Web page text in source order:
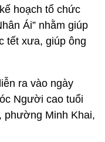
hoạch tổ chức
Ái” nhằm giúp
tết xưa, giúp ông
ra vào ngày
Người cao tuổi
phường Minh Khai,